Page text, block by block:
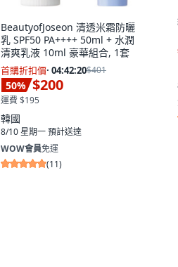
BeautyofJoseon 清透米霜防曬
乳 SPF50 PA++++ 50ml + 水潤
清爽乳液 10ml 豪華組合, 1套
首購折扣價· 04:42:19$401
50% $200
運費 $195
韓國
8/10 星期一預計送達
WOW會員免運
(11)